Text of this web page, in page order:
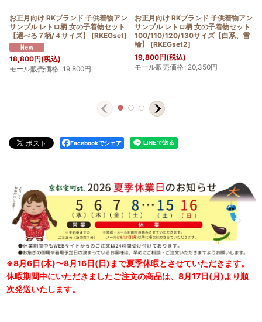
お正月向け RKブランド 子供着物アン
サンブル レトロ柄 女の子着物セット
【選べる７柄/４サイズ】
[RKEGset]
18,800円(税込)
モール販売価格: 19,800円
お正月向け RKブランド 子供着物アン
サンブル レトロ柄 女の子着物セット
100/110/120/130サイズ【白系、雪
輪】
[RKEGset2]
19,800円(税込)
モール販売価格: 20,350円
Facebookでシェア
※8月6日(木)〜8月16日(日)まで夏季休暇とさせていただきます。
休暇期間中にいただきましたご注文の商品は、8月17日(月)より順
次発送いたします。